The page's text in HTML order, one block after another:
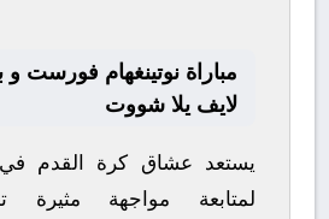
مباراة نوتينغهام فورست
لايف يلا شووت
يستعد عشاق كرة القدم
لمتابعة مواجهة مثيرة